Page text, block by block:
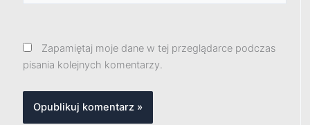
Zapamiętaj moje dane w tej przeglądarce podczas
pisania kolejnych komentarzy.